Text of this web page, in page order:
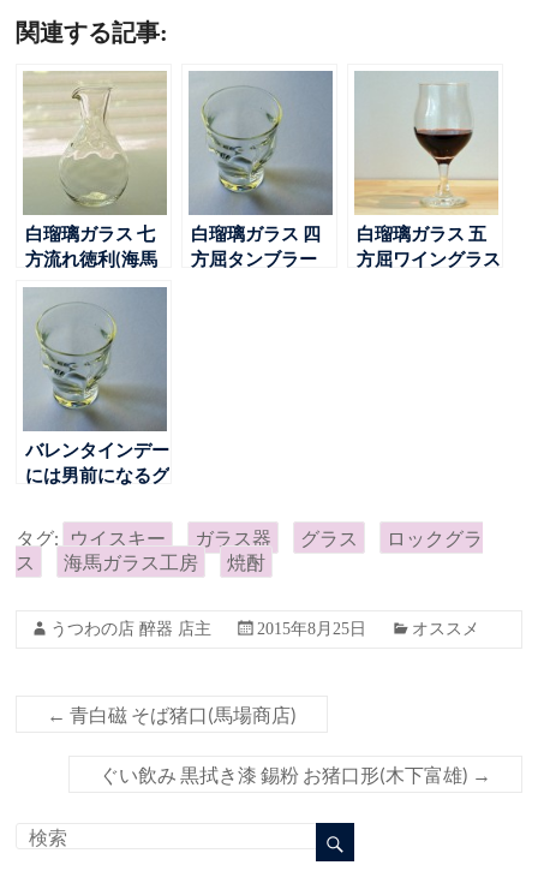
関連する記事:
白瑠璃ガラス 七
方流れ徳利(海馬
ガラス工房)
白瑠璃ガラス 四
方屈タンブラー
白瑠璃ガラス 五
方屈ワイングラス
バレンタインデー
には男前になるグ
タグ: ウイスキー ガラス器 グラス
ロックグラ
ス
海馬ガラス工房 焼酎
うつわの店 醉器 店主 2015年8月25日 オススメ
← 青白磁 そば猪口(馬場商店)
ぐい飲み 黒拭き漆 錫粉 お猪口形(木下富雄) →